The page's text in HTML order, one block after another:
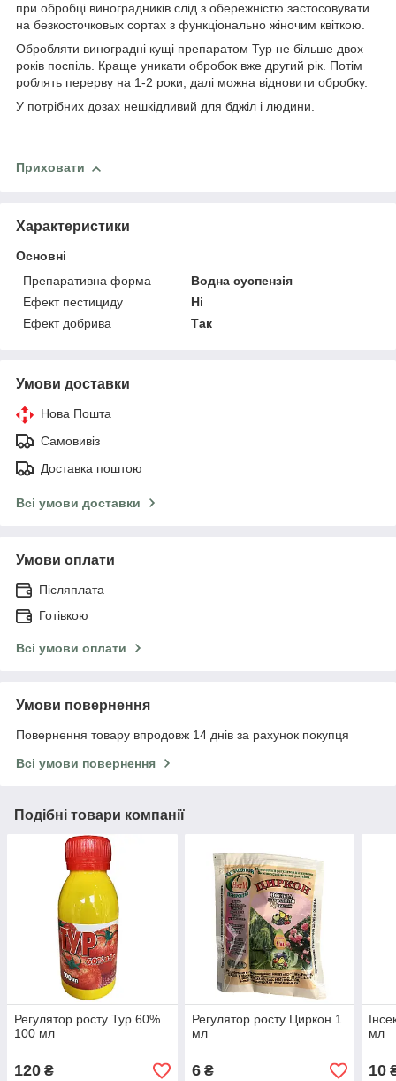
при обробці виноградників слід з обережністю застосовувати
на безкосточковых сортах з функціонально жіночим квіткою.
Обробляти виноградні кущі препаратом Тур не більше двох
років поспіль. Краще уникати обробок вже другий рік. Потім
роблять перерву на 1-2 роки, далі можна відновити обробку.
У потрібних дозах нешкідливий для бджіл і людини.
Приховати
Характеристики
Основні
Препаративна форма
Водна суспензія
Ефект пестициду
Ні
Ефект добрива
Так
Умови доставки
Нова Пошта
Самовивіз
Доставка поштою
Всі умови доставки
Умови оплати
Післяплата
Готівкою
Всі умови оплати
Умови повернення
Повернення товару впродовж 14 днів за рахунок покупця
Всі умови повернення
Подібні товари компанії
Регулятор росту Тур 60%
100 мл
120 ₴
Регулятор росту Циркон 1
мл
6₴
мл
10